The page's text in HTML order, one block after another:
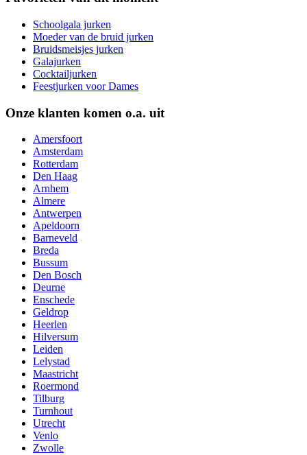
Schoolgala jurken
Moeder van de bruid jurken
Bruidsmeisjes jurken
Galajurken
Cocktailjurken
Feestjurken voor Dames
Onze klanten komen o.a. uit
Amersfoort
Amsterdam
Rotterdam
Den Haag
Arnhem
Almere
Antwerpen
Apeldoorn
Barneveld
Breda
Bussum
Den Bosch
Deurne
Enschede
Geldrop
Heerlen
Hilversum
Leiden
Lelystad
Maastricht
Roermond
Tilburg
Turnhout
Utrecht
Venlo
Zwolle